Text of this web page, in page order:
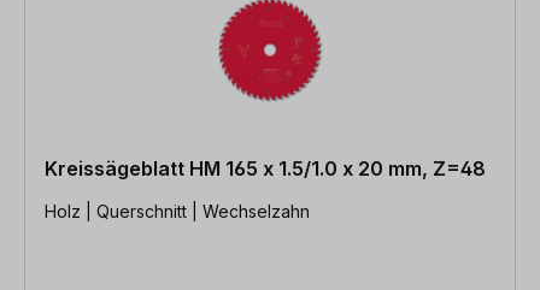
Kreissägeblatt HM 165 x 1.5/1.0 x 20 mm, Z=48
Holz | Querschnitt | Wechselzahn